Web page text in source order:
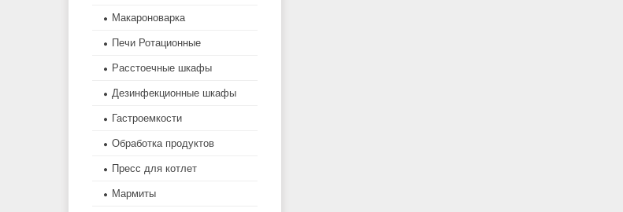
Макароноварка
Печи Ротационные
Расстоечные шкафы
Дезинфекционные шкафы
Гастроемкости
Обработка продуктов
Пресс для котлет
Мармиты